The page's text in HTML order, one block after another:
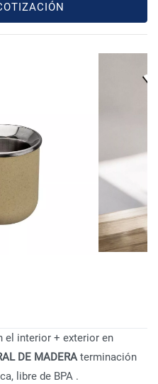
el interior + exterior en
DE MADERAterminación
libre de BPA .